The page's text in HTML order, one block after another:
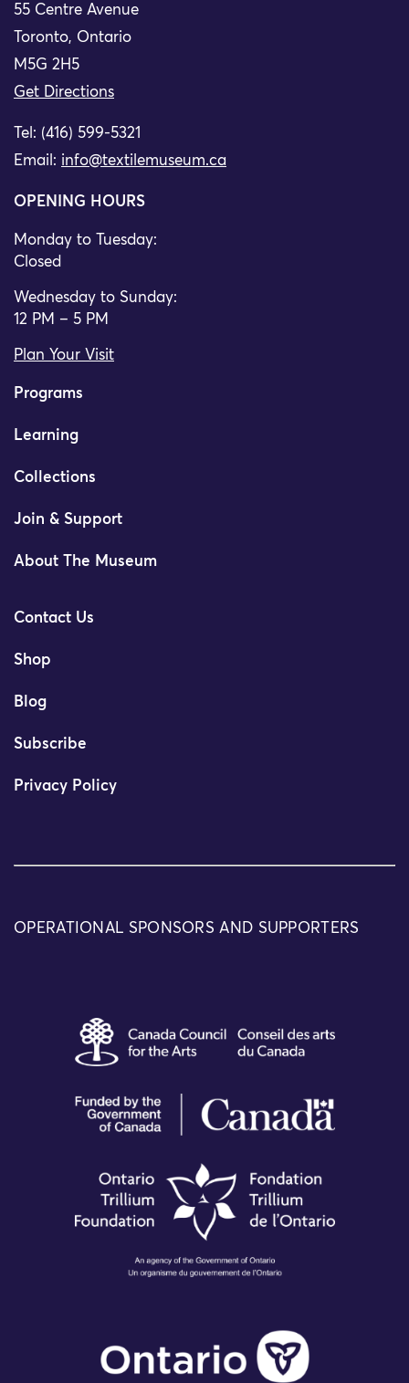
55 Centre Avenue
Toronto, Ontario
M5G 2H5
Get Directions
Tel: (416) 599-5321
Email: info@textilemuseum.ca
OPENING HOURS
Monday to Tuesday:
Closed
Wednesday to Sunday:
12 PM – 5 PM
Plan Your Visit
Programs
Learning
Collections
Join & Support
About The Museum
Contact Us
Shop
Blog
Subscribe
Privacy Policy
OPERATIONAL SPONSORS AND SUPPORTERS